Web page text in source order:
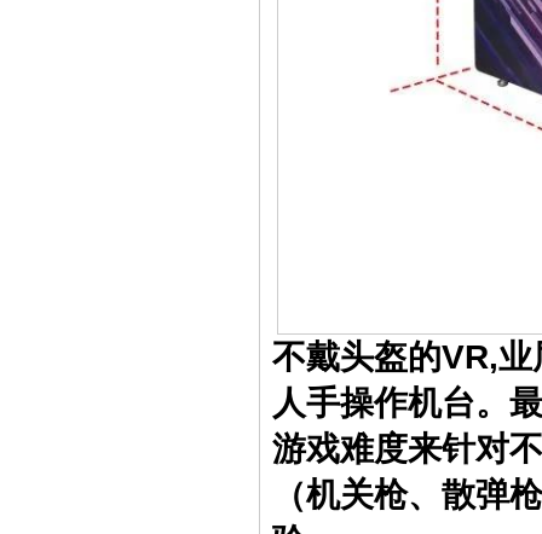
不戴头盔的VR,
人手操作机台。
游戏难度来针对
（机关枪、散弹